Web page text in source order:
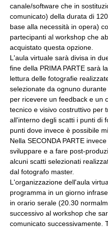
canale/software che in
comunicato) della durata di
base alla necessità in opera)
partecipanti al workshop che
acquistato questa opzione.
L'aula virtuale sarà divisa in
fine della PRIMA PARTE sarà
lettura delle fotografie
selezionate da ognuno durante
per ricevere un feedback e un
tecnico e visivo costruttivo per
all'interno degli scatti i punti di
punti dove invece è possibile
Nella SECONDA PARTE
sviluppare e a fare post-
alcuni scatti selezionati
dal fotografo master.
L'organizzazione dell'aula
programma in un giorno
in orario serale (20.30
successivo al workshop che
comunicato successivamente.